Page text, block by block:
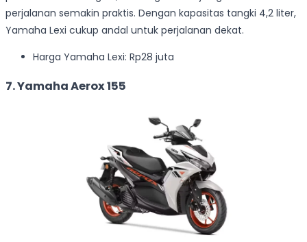
perjalanan semakin praktis. Dengan kapasitas tangki 4,2 liter,
Yamaha Lexi cukup andal untuk perjalanan dekat.
Harga Yamaha Lexi: Rp28 juta
7. Yamaha Aerox 155